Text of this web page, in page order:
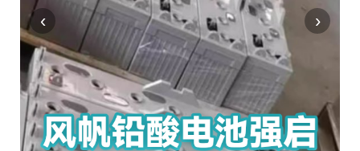
‹ ›